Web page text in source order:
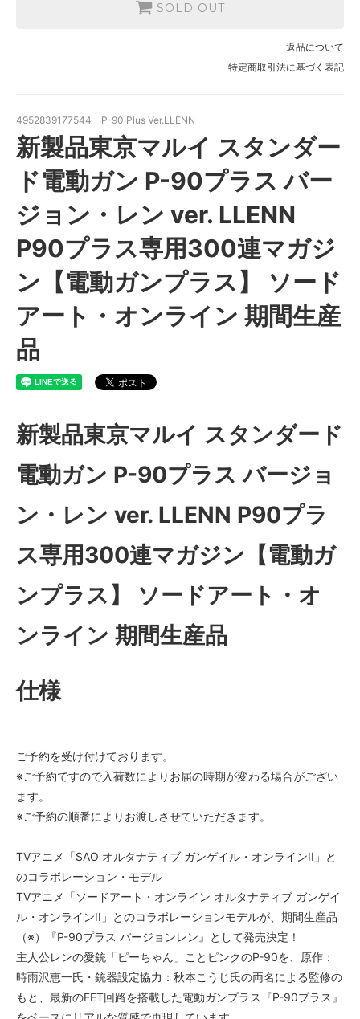
SOLD OUT
返品について
特定商取引法に基づく表記
4952839177544 P-90 Plus Ver.LLENN
新製品東京マルイ スタンダー
ド電動ガン P-90プラス バー
ジョン・レン ver. LLENN
P90プラス専用300連マガジ
ン【電動ガンプラス】 ソード
アート・オンライン 期間生産
品
新製品東京マルイ スタンダード
電動ガン P-90プラス バージョ
ン・レン ver. LLENN P90プラ
ス専用300連マガジン【電動ガ
ンプラス】 ソードアート・オ
ンライン 期間生産品
仕様
ご予約を受け付けております。
※ご予約ですので入荷数によりお届の時期が変わる場合がござい
ます。
※ご予約の順番によりお渡しさせていただきます。
TVアニメ「SAO オルタナティブ ガンゲイル・オンラインII」と
のコラボレーション・モデル
TVアニメ「ソードアート・オンライン オルタナティブ ガンゲイ
ル・オンラインII」とのコラボレーションモデルが、期間生産品
（※）『P-90プラス バージョンレン』として発売決定！
主人公レンの愛銃「ピーちゃん」ことピンクのP-90を、原作：
時雨沢恵一氏・銃器設定協力：秋本こうじ氏の両名による監修の
もと、最新のFET回路を搭載した電動ガンプラス『P-90プラス』